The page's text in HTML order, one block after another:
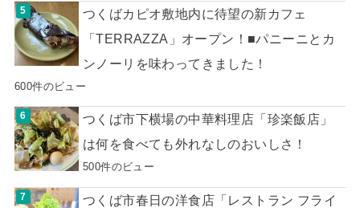
つくばカピオ敷地内に待望の新カフェ
「TERRAZZA」オープン！■パニーニとカ
ンノーリを味わってきました！
600件のビュー
つくば市下横場の中華料理店「珍楽飯店」
は何を食べても外れなしのおいしさ！
500件のビュー
つくば市春日の洋食店「レストラン フライ